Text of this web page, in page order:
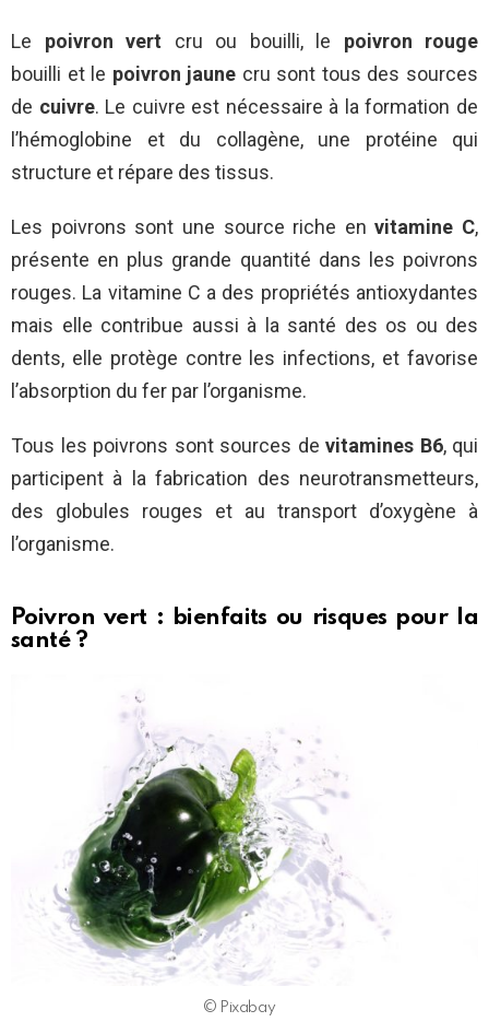
Le poivron vert cru ou bouilli, le poivron rouge
bouilli et le poivron jaune cru sont tous des sources
de cuivre. Le cuivre est nécessaire à la formation de
l’hémoglobine et du collagène, une protéine qui
structure et répare des tissus.
Les poivrons sont une source riche envitamine C,
présente en plus grande quantité dans les poivrons
rouges. La vitamine C a des propriétés antioxydantes
mais elle contribue aussi à la santé des os ou des
dents, elle protège contre les infections, et favorise
l’absorption du fer par l’organisme.
Tous les poivrons sont sources de vitamines B6, qui
participent à la fabrication des neurotransmetteurs,
des globules rouges et au transport d’oxygène à
l’organisme.
Poivron vert : bienfaits ou risques pour la
santé ?
© Pixabay